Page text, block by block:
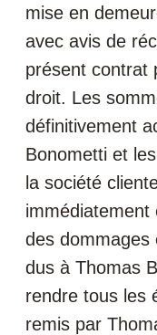
mise en
avec avis de
présent contrat
droit. Les
définitivement
Bonometti et
la société
immédiatement
des dommages
dus à Thomas
rendre tous les
remis par